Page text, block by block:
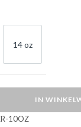
14 oz
14 OZ
IN
10OZ